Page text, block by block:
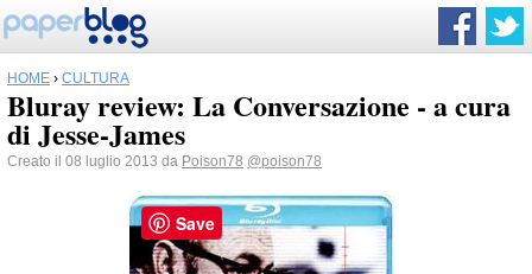
HOME › CULTURA
Bluray review: La Conversazione - a cura
di Jesse-James
Creato il 08 luglio 2013 da Poison78 @poison78
Save